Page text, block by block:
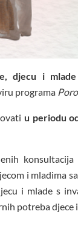
djecu i
programa
u periodu
i mladima
i mlade s
potreba djece